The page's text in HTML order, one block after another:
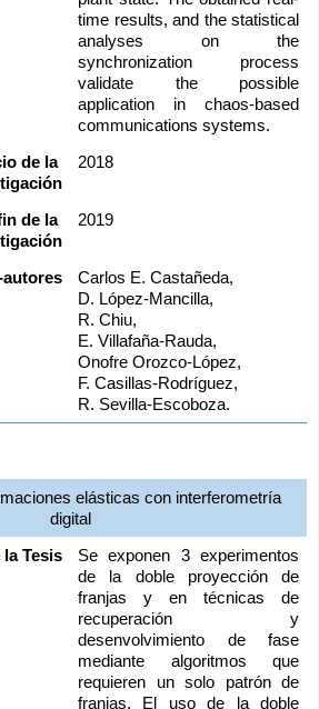
time results, and the statistical
analyses on the
synchronization process
validate the possible
application in chaos-based
communications systems.
de la
2018
de la
2019
autores
Carlos E. Castañeda,
D. López-Mancilla,
R. Chiu,
E. Villafaña-Rauda,
Onofre Orozco-López,
F. Casillas-Rodríguez,
R. Sevilla-Escoboza.
elásticas con interferometría
digital
la Tesis
Se exponen 3 experimentos
de la doble proyección de
franjas y en técnicas de
recuperación y
desenvolvimiento de fase
mediante algoritmos que
requieren un solo patrón de
franjas. El uso de la doble